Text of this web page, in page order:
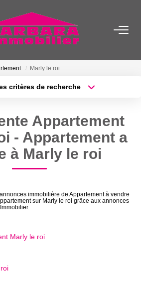
GESTION
AGENCE
ÉQUIPE
Marly le roi
critères de recherche
Surface min
Plus de critères
Appartement
- Appartement a
à Marly le roi
immobilière de Appartement à vendre
sur Marly le roi grâce aux annonces
Marly le roi